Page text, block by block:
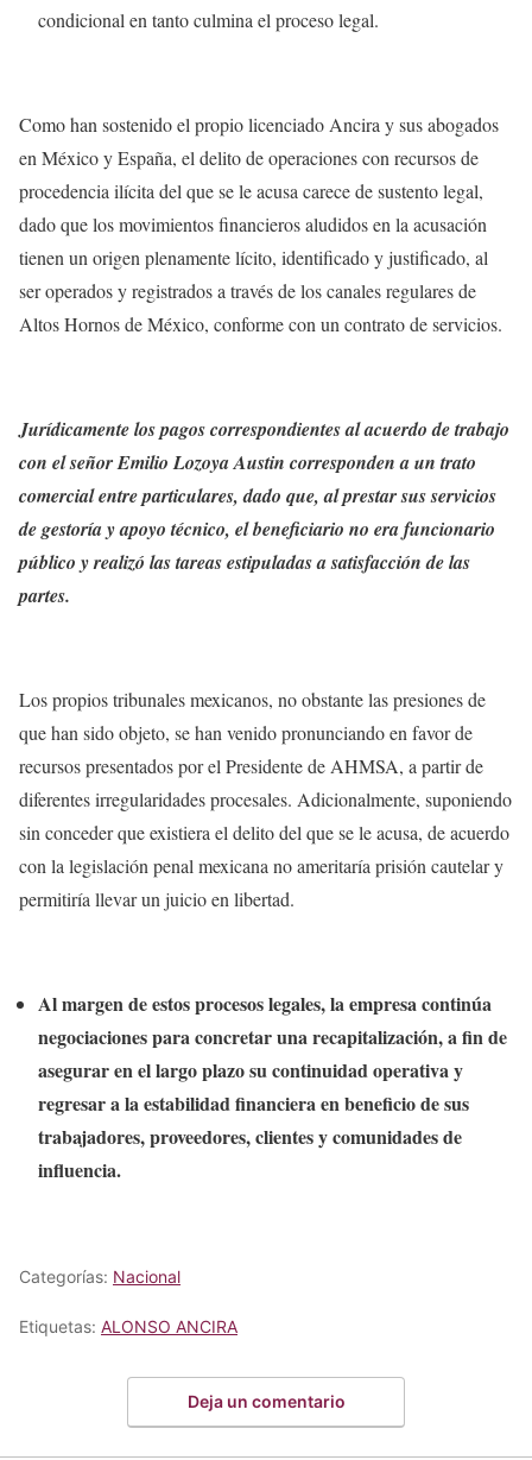
condicional en tanto culmina el proceso legal.
Como han sostenido el propio licenciado Ancira y sus abogados
en México y España, el delito de operaciones con recursos de
procedencia ilícita del que se le acusa carece de sustento legal,
dado que los movimientos financieros aludidos en la acusación
tienen un origen plenamente lícito, identificado y justificado, al
ser operados y registrados a través de los canales regulares de
Altos Hornos de México, conforme con un contrato de servicios.
Jurídicamente los pagos correspondientes al acuerdo de trabajo
con el señor Emilio Lozoya Austin corresponden a un trato
comercial entre particulares, dado que, al prestar sus servicios
de gestoría y apoyo técnico, el beneficiario no era funcionario
público y realizó las tareas estipuladas a satisfacción de las
partes.
Los propios tribunales mexicanos, no obstante las presiones de
que han sido objeto, se han venido pronunciando en favor de
recursos presentados por el Presidente de AHMSA, a partir de
diferentes irregularidades procesales. Adicionalmente, suponiendo
sin conceder que existiera el delito del que se le acusa, de acuerdo
con la legislación penal mexicana no ameritaría prisión cautelar y
permitiría llevar un juicio en libertad.
Al margen de estos procesos legales, la empresa continúa
negociaciones para concretar una recapitalización, a fin de
asegurar en el largo plazo su continuidad operativa y
regresar a la estabilidad financiera en beneficio de sus
trabajadores, proveedores, clientes y comunidades de
influencia.
Categorías: Nacional
Etiquetas: ALONSO ANCIRA
Deja un comentario